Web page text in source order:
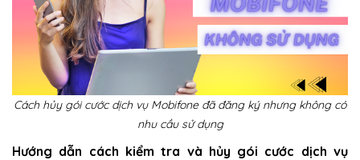
Cách hủy gói cước dịch vụ Mobifone đã đăng ký nhưng không có
nhu cầu sử dụng
Hướng dẫn cách kiểm tra và hủy gói cước dịch vụ